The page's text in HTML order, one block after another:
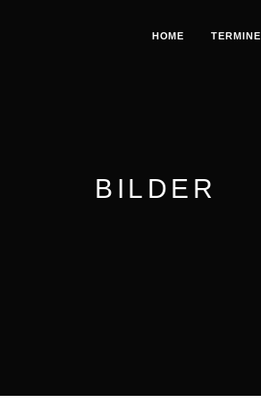
HOME TERMINE
BILDER